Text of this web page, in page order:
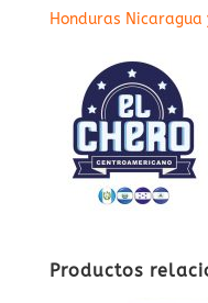
Honduras
Productos